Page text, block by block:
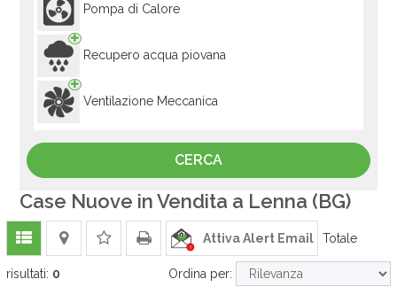
Pompa di Calore
Recupero acqua piovana
Ventilazione Meccanica
Case Nuove in Vendita a Lenna (BG)
Attiva Alert Email Totale
risultati: 0 Ordina per: